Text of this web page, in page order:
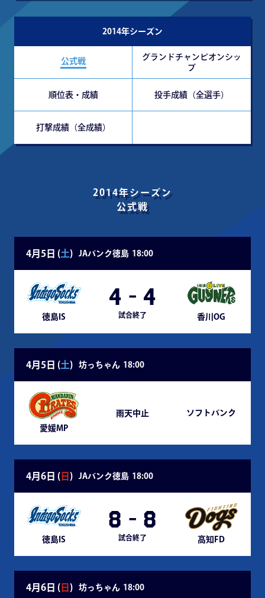
2014年シーズン
公式戦
グランドチャンピオンシッ
プ
順位表・成績 投手成績（全選手）
打撃成績（全成績）
2014年シーズン
公式戦
4月5日 (土) JAバンク徳島 18:00
徳島IS
4 - 4
試合終了 香川OG
4月5日 (土) 坊っちゃん 18:00
愛媛MP
雨天中止 ソフトバンク
4月6日 ( 日 ) JAバンク徳島 18:00
徳島IS
8 - 8
試合終了 高知FD
4月6日 ( 日 ) 坊っちゃん 18:00